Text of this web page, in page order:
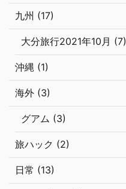
九州 (17)
大分旅行2021年10月 (7)
沖縄 (1)
海外 (3)
グアム (3)
旅ハック (2)
日常 (13)